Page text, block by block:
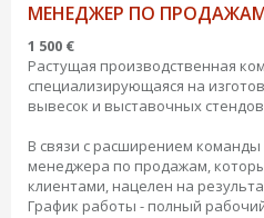
МЕНЕДЖЕР ПО ПРОДАЖАМ
1 500 €
Растущая производственная
специализирующаяся на
вывесок и выставочных
В связи с расширением
менеджера по продажам,
клиентами, нацелен на
График работы - полный